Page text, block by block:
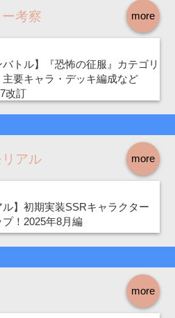
more
考察
バトル】『恐怖の征服』カテゴリ
主要キャラ・デッキ編成など
改訂
more
アル
ル】初期実装SSRキャラクター
プ！2025年8月編
more